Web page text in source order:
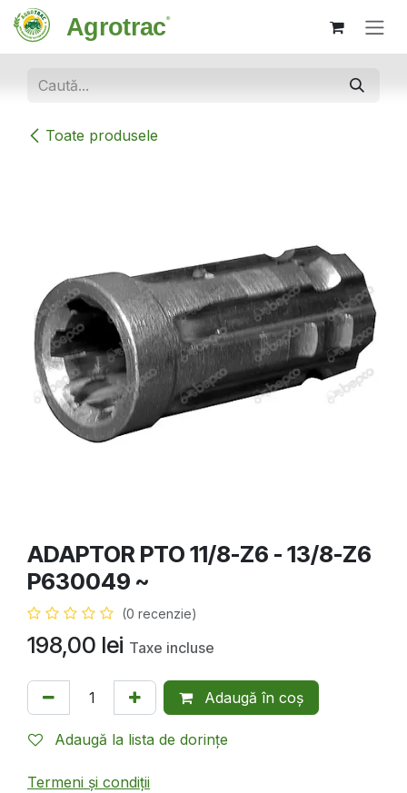
Sari la conținut
Toate produsele
ADAPTOR PTO 11/8-Z6 - 13/8-Z6
P630049 ~
(0 recenzie)
198,00 lei Taxe incluse
Adaugă în coș
Adaugă la lista de dorințe
Termeni și condiții